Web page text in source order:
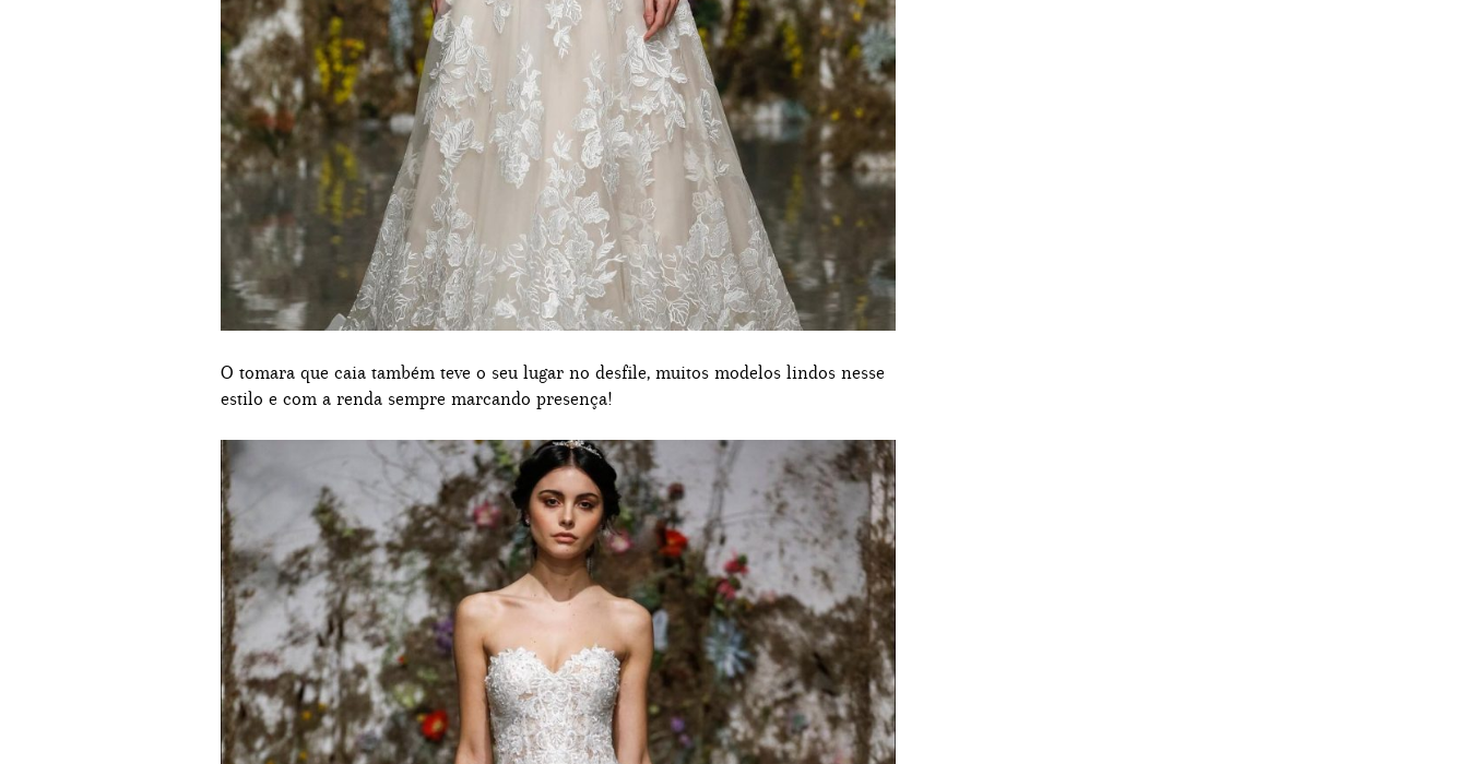
O tomara que caia também teve o seu lugar no desfile, muitos modelos lindos nesse
estilo e com a renda sempre marcando presença!